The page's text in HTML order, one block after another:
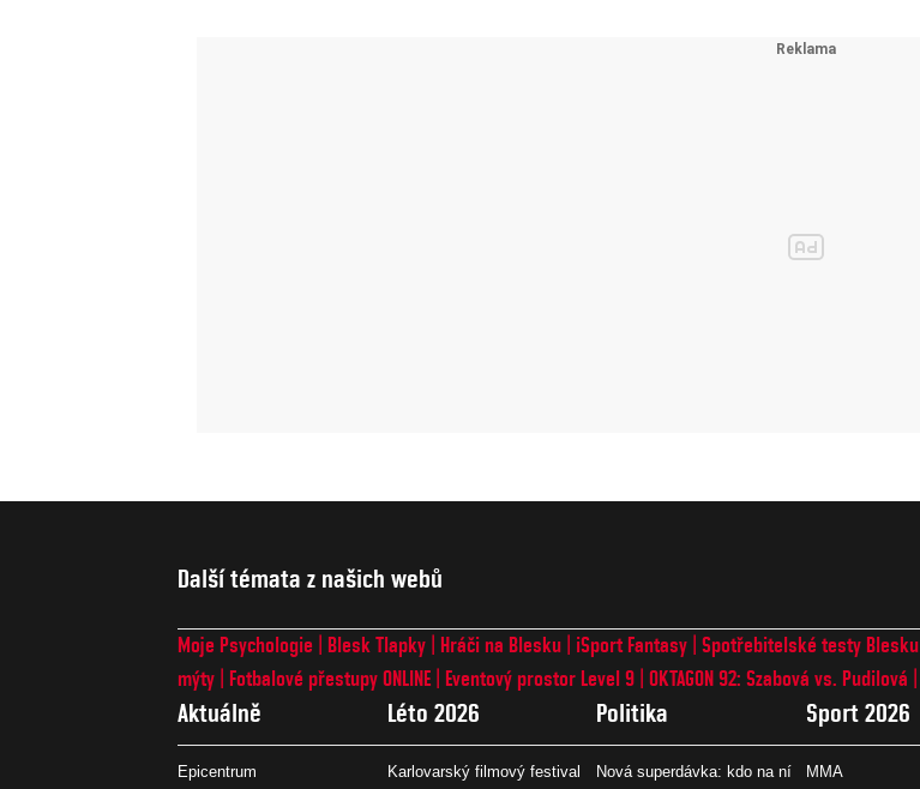
Další témata z našich webů
Moje Psychologie Blesk Tlapky Hráči na Blesku iSport Fantasy Spotřebitelské testy Blesku
mýty
Fotbalové přestupy ONLINE Eventový prostor Level 9 OKTAGON 92: Szabová vs. Pudilová
Aktuálně
Epicentrum
Léto 2026
Karlovarský filmový festival
Politika
Nová superdávka: kdo na ní
Sport 2026
MMA